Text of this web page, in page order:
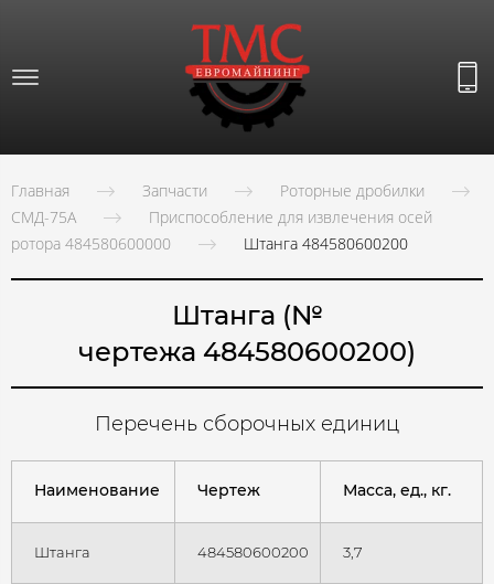
Главная Запчасти
Роторные дробилки
СМД-75А
Приспособление для извлечения осей
ротора 484580600000
Штанга 484580600200
Штанга (№
чертежа 484580600200)
Перечень сборочных единиц
Наименование Чертеж Масса, ед., кг.
Штанга 484580600200 3,7